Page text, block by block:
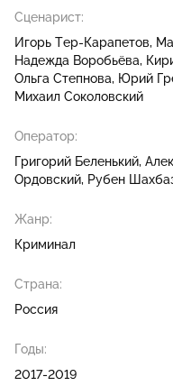
Сценарист:
Игорь Тер-Карапетов
Надежда Воробьёва
Ольга Степнова Юрий
Михаил Соколовский
Оператор:
Григорий Беленький
Ордовский Рубен
Жанр:
Криминал
Страна:
Россия
Годы:
2017-2019